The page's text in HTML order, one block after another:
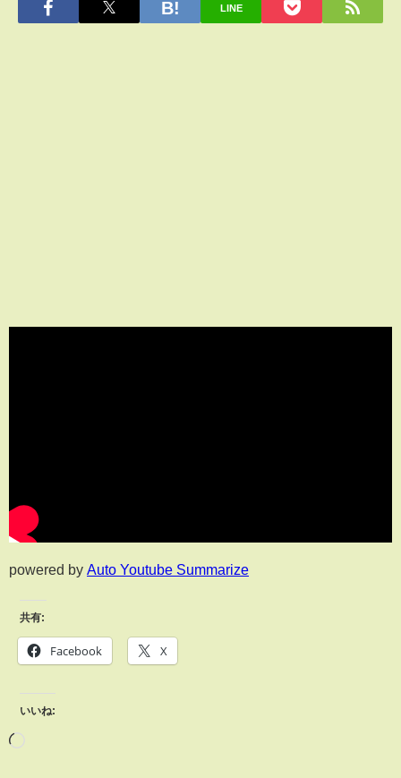
LINE
powered by Auto Youtube Summarize
共有:
Facebook X
いいね: